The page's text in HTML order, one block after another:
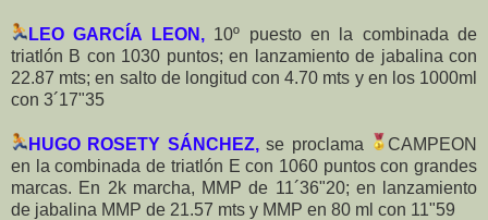
LEO GARCÍA LEON,10º puesto en la combinada de
triatlón B con 1030 puntos; en lanzamiento de jabalina con
22.87 mts; en salto de longitud con 4.70 mts y en los 1000ml
con 3´17"35
HUGO ROSETY SÁNCHEZ,se proclama
CAMPEON
en la combinada de triatlón E con 1060 puntos con grandes
marcas. En 2k marcha, MMP de 11´36"20; en lanzamiento
de jabalina MMP de 21.57 mts y MMP en 80 ml con 11"59